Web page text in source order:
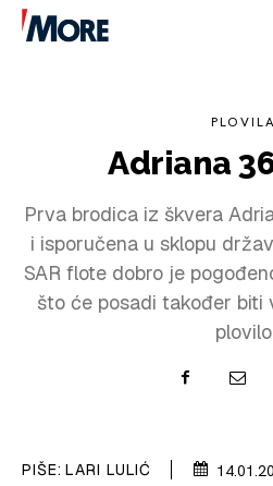
SPORT
PLOVILA
Adriana
Prva brodica iz škvera
i isporučena u sklopu
SAR flote dobro je
što će posadi također biti
plovilo
PIŠE: LARI LULIĆ